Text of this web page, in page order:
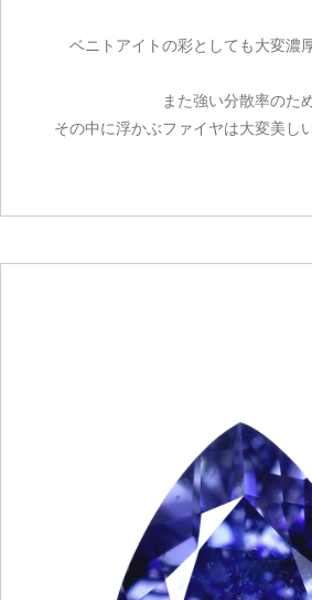
ベニトアイトの彩としても大変濃
また強い分散率のため
その中に浮かぶファイヤは大変美し